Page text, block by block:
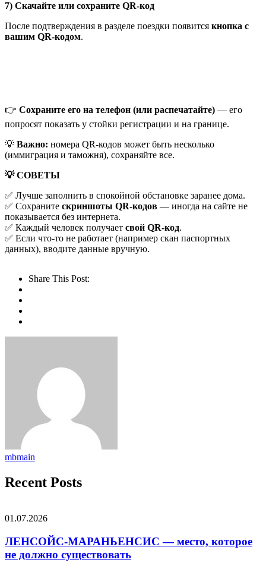
7) Скачайте или сохраните QR-код
После подтверждения в разделе поездки появится кнопка с
вашим QR-кодом.
👉 Сохраните его на телефон (или распечатайте) — его
попросят показать у стойки регистрации и на границе.
💡 Важно: номера QR-кодов может быть несколько
(иммиграция и таможня), сохраняйте все.
💡 СОВЕТЫ
✅ Лучше заполнить в спокойной обстановке заранее дома.
✅ Сохраните скриншоты QR-кодов — иногда на сайте не
показывается без интернета.
✅ Каждый человек получает свой QR-код.
✅ Если что-то не работает (например скан паспортных
данных), вводите данные вручную.
Share This Post:
mbmain
Recent Posts
01.07.2026
ЛЕНСОЙС-МАРАНЬЕНСИС — место, которое
не должно существовать